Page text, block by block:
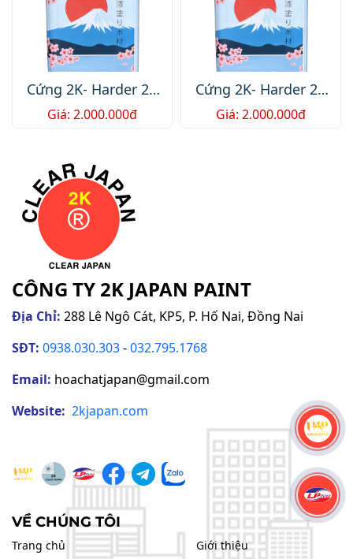
Cứng 2K- Harder 2K
JP-C5-
2.000.000.1/1Thùng
Giá: 2.000.000đ
Cứng 2K- Harder 2K
JP-C5-
2.000.000.1/1Thùng
Giá: 2.000.000đ
CÔNG TY 2K JAPAN PAINT
Địa Chỉ: 288 Lê Ngô Cát, KP5, P. Hố Nai, Đồng Nai
SĐT: 0938.030.303-032.795.1768
Email: hoachatjapan@gmail.com
Website: 2kjapan.com
VỀ CHÚNG TÔI
Trang chủ Giới thiệu